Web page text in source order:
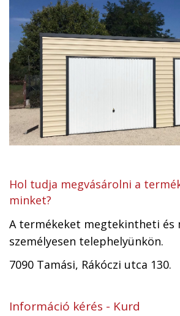
Hol tudja megvásárolni a
minket?
A termékeket megtekintheti és
személyesen telephelyünkön.
7090 Tamási, Rákóczi utca 130.
Információ kérés - Kurd